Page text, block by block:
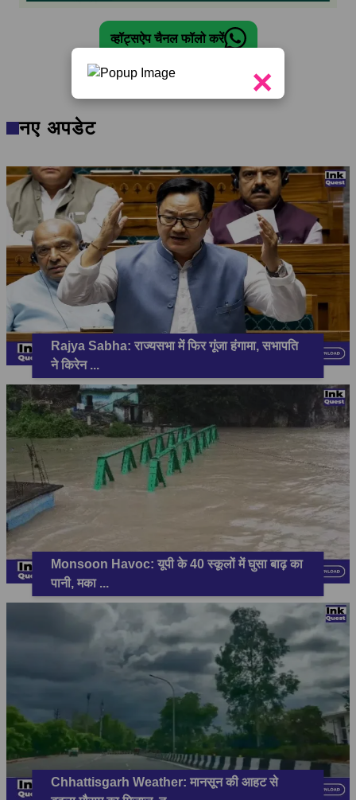
×
व्हॉट्सऐप चैनल फॉलो करें
नए अपडेट
Rajya Sabha: राज्यसभा में फिर गूंजा हंगामा, सभापति
ने किरेन ...
Monsoon Havoc: यूपी के 40 स्कूलों में घुसा बाढ़ का
पानी, मका...
Chhattisgarh Weather: मानसून की आहट से